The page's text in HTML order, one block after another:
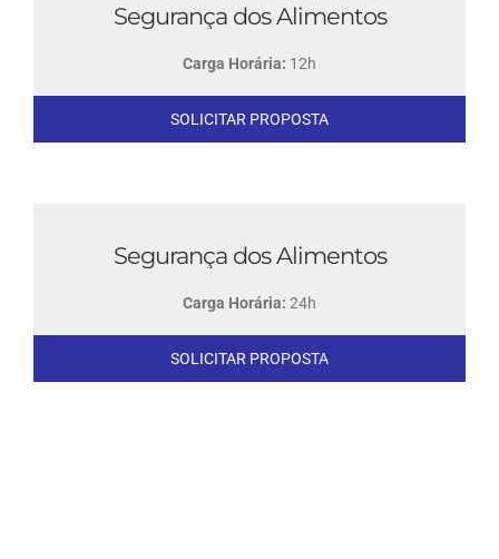
Segurança dos Alimentos
Carga Horária: 12h
SOLICITAR PROPOSTA
Segurança dos Alimentos
Carga Horária: 24h
SOLICITAR PROPOSTA